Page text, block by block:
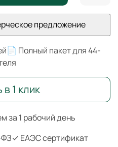
за 1 рабочий день
✓ ЕАЭС сертификат
предложение
📄 Полный пакет для 44-
в 1 клик